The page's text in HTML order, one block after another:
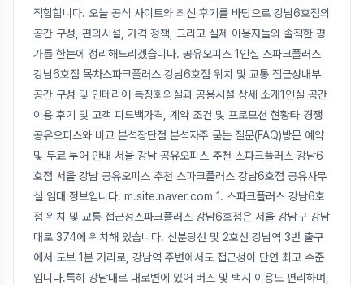
적합합니다. 오늘 공식 사이트와 최신 후기를 바탕으로 강남6호점의
공간 구성, 편의시설, 가격 정책, 그리고 실제 이용자들의 솔직한 평
가를 한눈에 정리해드리겠습니다. 공유오피스 1인실 스파크플러스
강남6호점 목차스파크플러스 강남6호점 위치 및 교통 접근성내부
공간 구성 및 인테리어 특징회의실과 공용시설 상세 소개1인실 공간
이용 후기 및 고객 피드백가격, 계약 조건 및 프로모션 현황타 경쟁
공유오피스와 비교 분석장단점 분석자주 묻는 질문(FAQ)방문 예약
및 무료 투어 안내 서울 강남 공유오피스 추천 스파크플러스 강남6
호점 서울 강남 공유오피스 추천 스파크플러스 강남6호점 공유사무
실 임대 정보입니다. m.site.naver.com 1. 스파크플러스 강남6호
점 위치 및 교통 접근성스파크플러스 강남6호점은 서울 강남구 강남
대로 374에 위치해 있습니다. 신분당선 및 2호선 강남역 3번 출구
에서 도보 1분 거리로, 강남역 주변에서도 접근성이 단연 최고 수준
입니다.특히 강남대로 대로변에 있어 버스 및 택시 이용도 편리하며,